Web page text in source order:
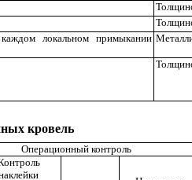
локальном примыкании
кровель
Операционный контроль